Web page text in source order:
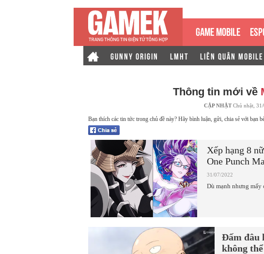
GAME MOBILE
GUNNY ORIGIN LMHT LIÊN QUÂN MOBILE
Thông tin mới về
CẬP NHẬTChủ nhật,
Bạn thích các tin tức trong chủ đề này? Hãy bình luận, gửi, chia sẻ với bạn
Xếp hạng 8
One Punch
31/07/2022
Dù mạnh nhưng mấy
Đấm đâu
không